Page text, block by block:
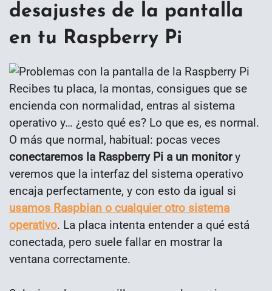
desajustes de la pantalla
en tu Raspberry Pi
Recibes tu placa, la montas, consigues que se
encienda con normalidad, entras al sistema
operativo y… ¿esto qué es? Lo que es, es normal.
O más que normal, habitual: pocas veces
conectaremos la Raspberry Pi a un monitory
veremos que la interfaz del sistema operativo
encaja perfectamente, y con esto da igual si
usamos Raspbian o cualquier otro sistema
operativo. La placa intenta entender a qué está
conectada, pero suele fallar en mostrar la
ventana correctamente.